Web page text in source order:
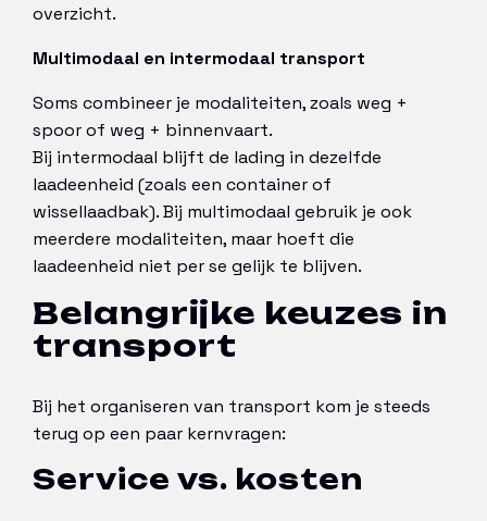
overzicht.
Multimodaal en intermodaal transport
Soms combineer je modaliteiten, zoals weg +
spoor of weg + binnenvaart.
Bij intermodaal blijft de lading in dezelfde
laadeenheid (zoals een container of
wissellaadbak). Bij multimodaal gebruik je ook
meerdere modaliteiten, maar hoeft die
laadeenheid niet per se gelijk te blijven.
Belangrijke keuzes in
transport
Bij het organiseren van transport kom je steeds
terug op een paar kernvragen:
Service vs. kosten